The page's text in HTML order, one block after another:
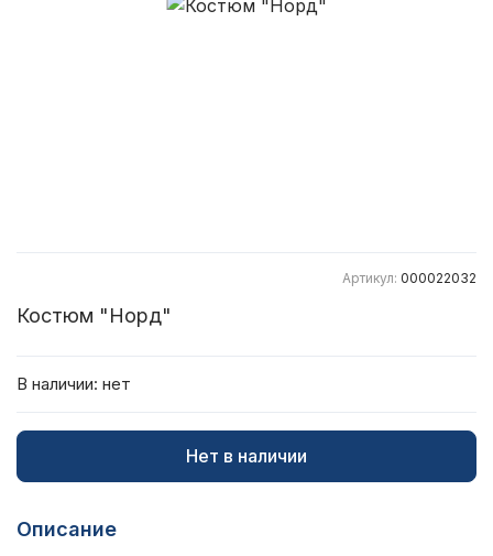
Артикул: 000022032
Костюм "Норд"
В наличии: нет
Нет в наличии
Описание